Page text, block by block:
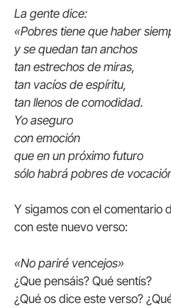
La gente dice:
«Pobres tiene que haber
y se quedan tan anchos
tan estrechos de miras,
tan vacíos de espíritu,
tan llenos de comodidad.
Yo aseguro
con emoción
que en un próximo futuro
sólo habrá pobres de
Y sigamos con el comentario
con este nuevo verso:
«No pariré vencejos»
¿Que pensáis? Qué sentís?
¿Qué os dice este verso?